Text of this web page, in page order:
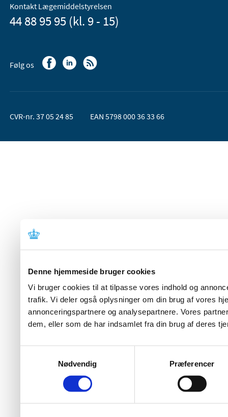
Denne hjemmeside bruger cookies
Vi bruger cookies til at tilpasse vores indhold og
trafik. Vi deler også oplysninger om din brug af vores
annonceringspartnere og analysepartnere. Vores
dem, eller som de har indsamlet fra din brug af deres
Nødvendig
Præferencer
Kontakt Lægemiddelstyrelsen
44 88 95 95 (kl. 9 - 15)
Følg os
CVR-nr. 37 05 24 85 EAN 5798 000 36 33 66